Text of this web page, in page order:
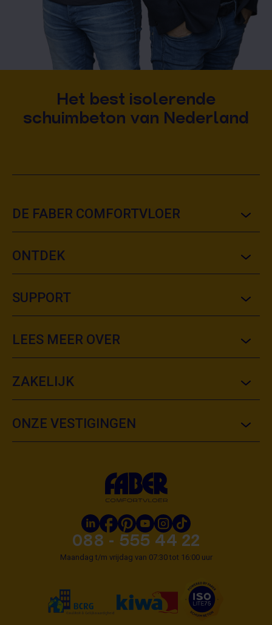
Het best isolerende
schuimbeton van Nederland
088 - 555 44 22
Maandag t/m vrijdag van 07:30 tot 16:00 uur
DE FABER COMFORTVLOER
ONTDEK
SUPPORT
LEES MEER OVER
ZAKELIJK
ONZE VESTIGINGEN